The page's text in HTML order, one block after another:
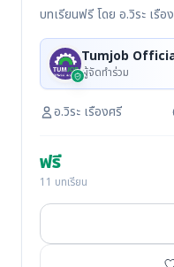
บทเรียนฟรี โดย อ.วิระ เ
Tumjob
ผู้จัดทำร่วม
อ.วิระ เรืองศรี
ฟรี
11 บทเรียน